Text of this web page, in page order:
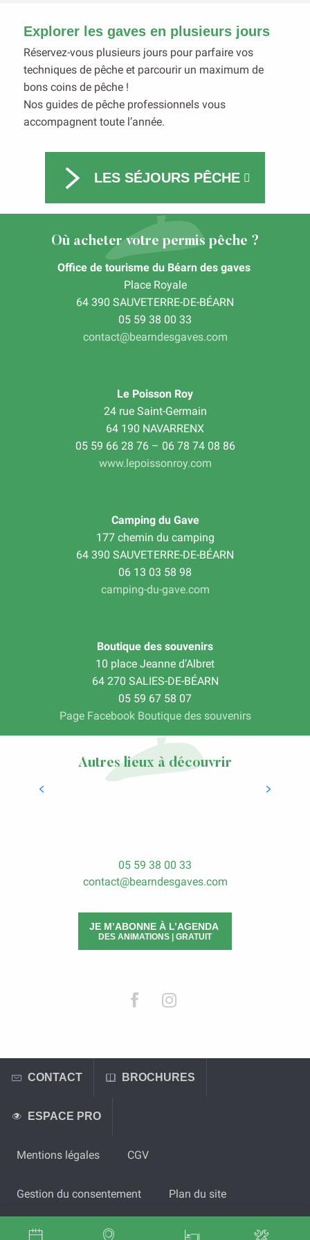
Explorer les gaves en plusieurs jours
Réservez-vous plusieurs jours pour parfaire vos
techniques de pêche et parcourir un maximum de
bons coins de pêche !
Nos guides de pêche professionnels vous
accompagnent toute l’année.
LES SÉJOURS PÊCHE
Où acheter votre permis pêche ?
Office de tourisme du Béarn des gaves
Place Royale
64 390 SAUVETERRE-DE-BÉARN
05 59 38 00 33
contact@bearndesgaves.com
Le Poisson Roy
24 rue Saint-Germain
64 190 NAVARRENX
05 59 66 28 76 – 06 78 74 08 86
www.lepoissonroy.com
Camping du Gave
177 chemin du camping
64 390 SAUVETERRE-DE-BÉARN
06 13 03 58 98
camping-du-gave.com
Boutique des souvenirs
10 place Jeanne d’Albret
64 270 SALIES-DE-BÉARN
05 59 67 58 07
Page Facebook Boutique des souvenirs
Autres lieux à découvrir
Les Marchés des Producteurs de Pays
05 59 38 00 33
contact@bearndesgaves.com
JE M’ABONNE À L’AGENDA
DES ANIMATIONS | GRATUIT
CONTACT BROCHURES
ESPACE PRO
Mentions légales CGV
Gestion du consentement Plan du site